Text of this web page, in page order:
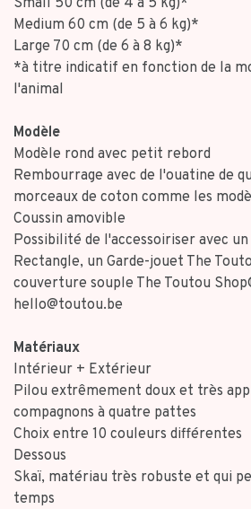
Small 50 cm (de 4 à 5 kg)*
Medium 60 cm (de 5 à 6 kg)*
Large 70 cm (de 6 à 8 kg)*
*à titre indicatif en fonction de la
l'animal
Modèle
Modèle rond avec petit rebord
Rembourrage avec de l'ouatine de
morceaux de coton comme les
Coussin amovible
Possibilité de l'accessoiriser avec un
Rectangle, un Garde-jouet The
couverture souple The Toutou
hello@toutou.be
Matériaux
Intérieur + Extérieur
Pilou extrêmement doux et très
compagnons à quatre pattes
Choix entre 10 couleurs différentes
Dessous
Skaï, matériau très robuste et qui
temps